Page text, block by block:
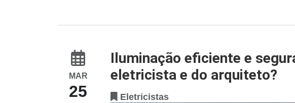
MAR
25
Iluminação eficiente e
eletricista e do arquiteto?
Eletricistas